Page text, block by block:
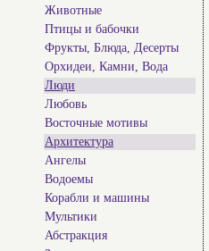
Животные
Птицы и бабочки
Фрукты, Блюда, Десерты
Орхидеи, Камни, Вода
Люди
Любовь
Восточные мотивы
Архитектура
Ангелы
Водоемы
Корабли и машины
Мультики
Абстракция